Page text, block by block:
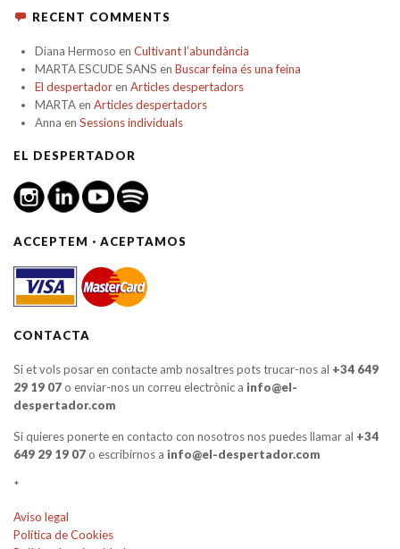
RECENT COMMENTS
Diana Hermoso en Cultivant l’abundància
MARTA ESCUDE SANS en Buscar feina és una feina
El despertadoren Articles despertadors
MARTAen Articles despertadors
Anna en Sessions individuals
EL DESPERTADOR
ACCEPTEM · ACEPTAMOS
CONTACTA
Si et vols posar en contacte amb nosaltres pots trucar-nos al +34 649
29 19 07o enviar-nos un correu electrònic a info@el-
despertador.com
Si quieres ponerte en contacto con nosotros nos puedes llamar al +34
649 29 19 07o escribirnos a info@el-despertador.com
*
Aviso legal
Política de Cookies